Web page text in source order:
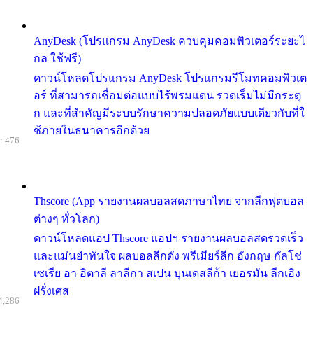
AnyDesk (โปรแกรม AnyDesk ควบคุมคอมพิวเตอร์ระยะไ
กล ใช้ฟรี)
ดาวน์โหลดโปรแกรม AnyDesk โปรแกรมรีโมทคอมพิวเต
อร์ ที่สามารถเชื่อมต่อแบบไร้พรมแดน รวดเร็มไม่มีกระตุ
ก และที่สำคัญมีระบบรักษาความปลอดภัยแบบเดียวกับที่ใ
ช้ภายในธนาคารอีกด้วย
Thscore (App รายงานผลบอลสดภาษาไทย จากลีกฟุตบอล
ต่างๆ ทั่วโลก)
ดาวน์โหลดแอป Thscore แอปฯ รายงานผลบอลสดรวดเร็ว
และแม่นยำทันใจ ผลบอลลีกดัง พรีเมียร์ลีก อังกฤษ กัลโช่
เซเรีย อา อิตาลี ลาลีกา สเปน บุนเดสลีก้า เยอรมัน ลีกเอิง
ฝรั่งเศส
476